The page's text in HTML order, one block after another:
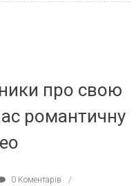
про свою
романтичну
0 Коментарів